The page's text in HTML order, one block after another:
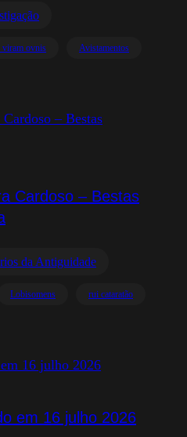
viram ovnis Avistamentos
Cardoso – Bestas
da Antiguidade
Lobisomens rui cataratão
em 16 julho 2026